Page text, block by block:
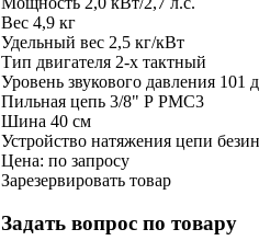
Вес 4,9 кг
Удельный вес 2,5 кг/кВт
Тип двигателя 2-х тактный
Уровень звукового давления 101
Пильная цепь 3/8" Р РМС3
Шина 40 см
Устройство натяжения цепи
Цена: по запросу
Зарезервировать товар
Задать вопрос по товару